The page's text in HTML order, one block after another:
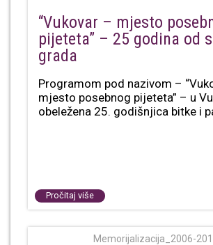
“Vukovar – mjesto
pijeteta” – 25 godina od
grada
Programom pod nazivom –
mjesto posebnog pijeteta” – u
obeležena 25. godišnjica bitke i
Pročitaj više
Memorijalizacija_2006-